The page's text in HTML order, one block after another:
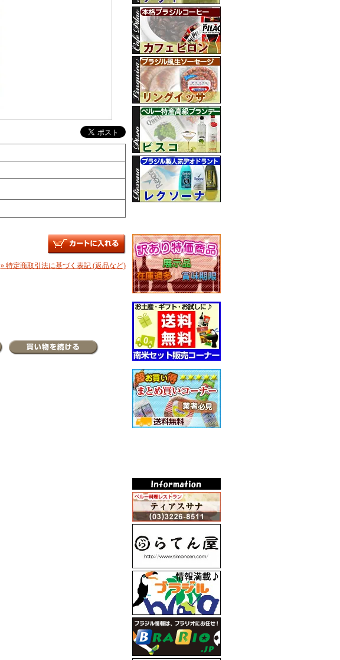
» 特定商取引法に基づく表記 (返品など)